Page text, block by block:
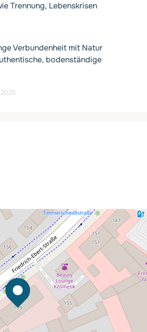
Trennung, Lebenskrisen
Verbundenheit mit Natur
bodenständige